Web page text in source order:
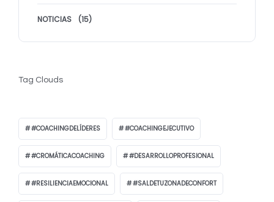
NOTICIAS (15)
Tag Clouds
#COACHINGDELÍDERES #COACHINGEJECUTIVO
#CROMÁTICACOACHING #DESARROLLOPROFESIONAL
#RESILIENCIAEMOCIONAL #SALDETUZONADECONFORT